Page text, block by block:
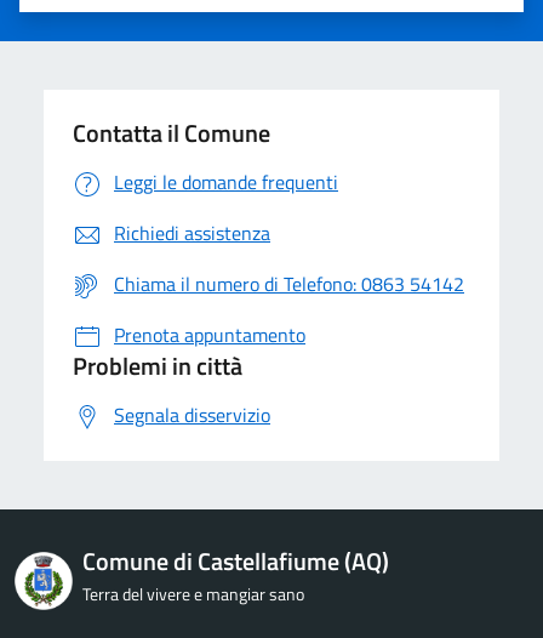
Contatta il Comune
Leggi le domande frequenti
Richiedi assistenza
Chiama il numero di Telefono: 0863 54142
Prenota appuntamento
Problemi in città
Segnala disservizio
Comune di Castellafiume (AQ)
Terra del vivere e mangiar sano